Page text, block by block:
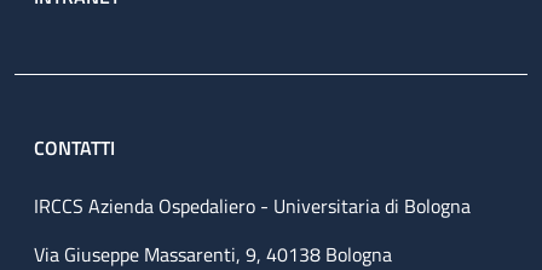
CONTATTI
IRCCS Azienda Ospedaliero - Universitaria di Bologna
Via Giuseppe Massarenti, 9, 40138 Bologna